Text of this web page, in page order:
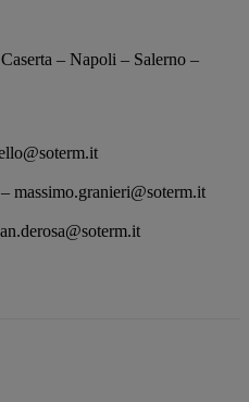
– Napoli – Salerno –
massimo.granieri@soterm.it